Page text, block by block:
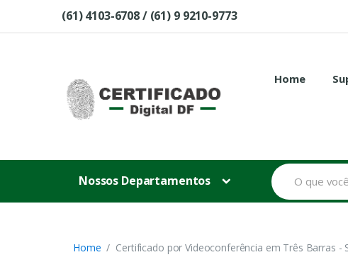
Skip to navigation
Skip to content(61) 4103-6708 / (61) 9 9210-9773
Home
Nossos Departamentos
B
u
s
p
Home Certificado por Videoconferência em Três Barras -